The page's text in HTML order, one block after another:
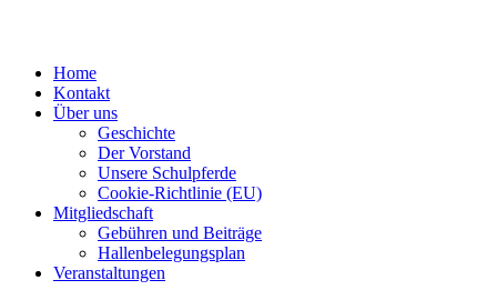
Home
Kontakt
Über uns
Geschichte
Der Vorstand
Unsere Schulpferde
Cookie-Richtlinie (EU)
Mitgliedschaft
Gebühren und Beiträge
Hallenbelegungsplan
Veranstaltungen